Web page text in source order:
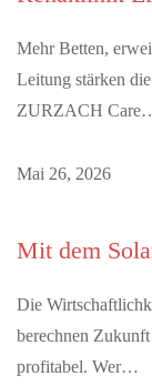
Mehr Betten,
Leitung stärken
ZURZACH
Mai 26, 2026
Mit dem
Die
berechnen
profitabel. Wer…